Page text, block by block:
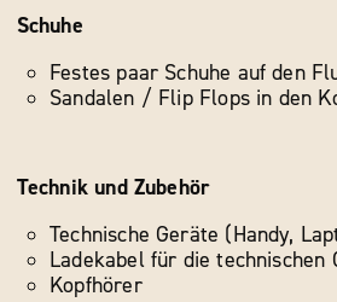
Schuhe
Festes paar Schuhe auf den
Sandalen / Flip Flops in den
Technik und Zubehör
Technische Geräte (Handy,
Ladekabel für die technischen
Kopfhörer